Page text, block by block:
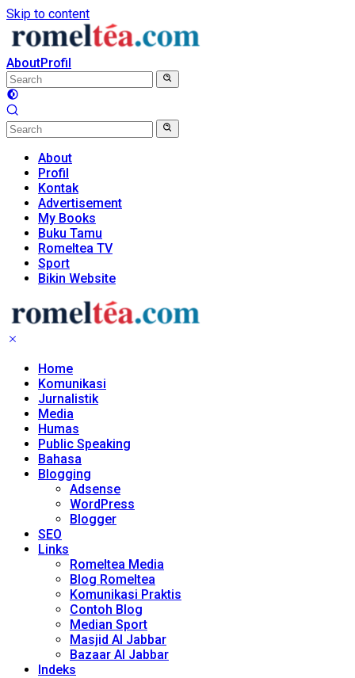
Skip to content
AboutProfil
About
Profil
Kontak
Advertisement
My Books
Buku Tamu
Romeltea TV
Sport
Bikin Website
Home
Komunikasi
Jurnalistik
Media
Humas
Public Speaking
Bahasa
Blogging
Adsense
WordPress
Blogger
SEO
Links
Romeltea Media
Blog Romeltea
Komunikasi Praktis
Contoh Blog
Median Sport
Masjid Al Jabbar
Bazaar Al Jabbar
Indeks